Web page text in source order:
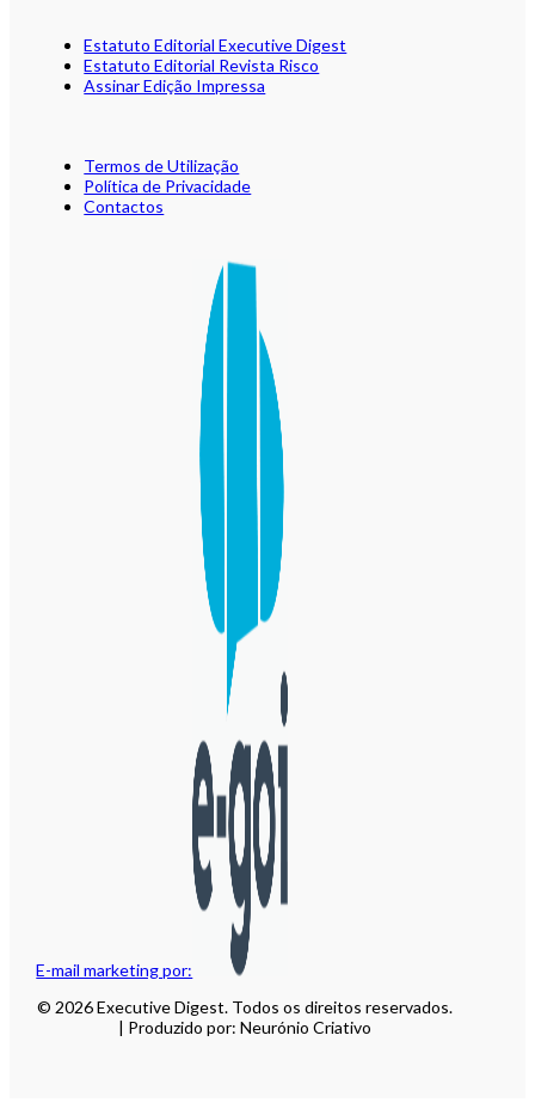
E-mail marketing por:
Estatuto Editorial Executive Digest
Estatuto Editorial Revista Risco
Assinar Edição Impressa
Termos de Utilização
Política de Privacidade
Contactos
© 2026 Executive Digest. Todos os direitos reservados.
| Produzido por: Neurónio Criativo